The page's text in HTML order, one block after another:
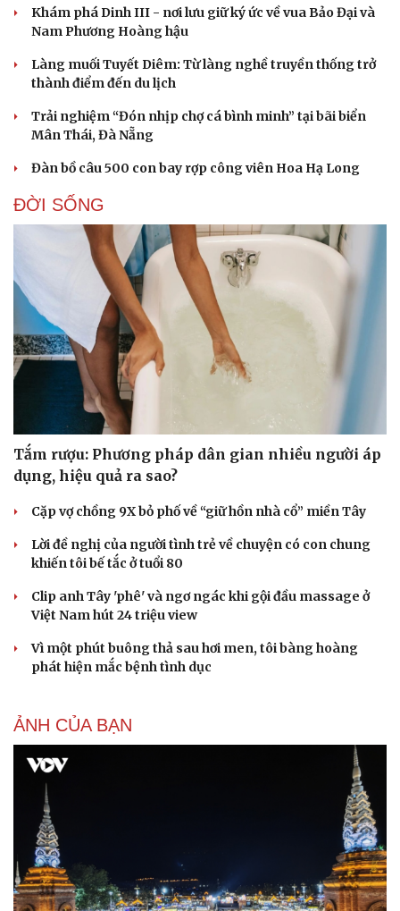
Săn Tour
check-in
Cửa sổ tình yêu
Khám phá Dinh III - nơi lưu giữ ký ức về vua Bảo Đại và
Nam Phương Hoàng hậu
Làng muối Tuyết Diêm: Từ làng nghề truyền thống trở
thành điểm đến du lịch
Trải nghiệm “Đón nhịp chợ cá bình minh” tại bãi biển
Mân Thái, Đà Nẵng
Đàn bồ câu 500 con bay rợp công viên Hoa Hạ Long
ĐỜI SỐNG
Tắm rượu: Phương pháp dân gian nhiều người áp
dụng, hiệu quả ra sao?
Cặp vợ chồng 9X bỏ phố về “giữ hồn nhà cổ” miền Tây
Lời đề nghị của người tình trẻ về chuyện có con chung
khiến tôi bế tắc ở tuổi 80
Clip anh Tây 'phê' và ngơ ngác khi gội đầu massage ở
Việt Nam hút 24 triệu view
Vì một phút buông thả sau hơi men, tôi bàng hoàng
phát hiện mắc bệnh tình dục
ẢNH CỦA BẠN